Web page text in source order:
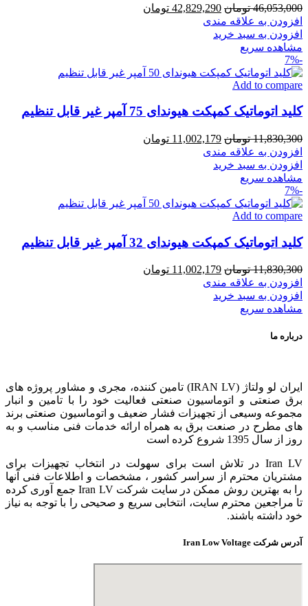
46,053,000 تومان قیمت
اصلی
42,829,290 تومان
افزودن به علاقه مندی
افزودن به سبد خرید
مشاهده سریع
-7%
Add to compare
کلید اتوماتیک کمپکت هیوندای 75 آمپر غیر قابل تنظیم
11,830,300 تومان قیمت
اصلی
11,002,179 تومان
افزودن به علاقه مندی
افزودن به سبد خرید
مشاهده سریع
-7%
Add to compare
کلید اتوماتیک کمپکت هیوندای 32 آمپر غیر قابل تنظیم
11,830,300 تومان قیمت
اصلی
11,002,179 تومان
افزودن به علاقه مندی
افزودن به سبد خرید
مشاهده سریع
درباره ما
ایران لو ولتاژ (IRAN LV) تامین کننده، مجری و مشاور پروژه های
برق صنعتی و اتوماسیون صنعتی فعالیت خود را با تامین و انبار
مجموعه وسیعی از تجهیزات فشار ضعیف و اتوماسیون صنعتی برند
های مطرح در صنعت برق به همراه ارائه خدمات فنی مناسب و به
روز از سال 1395 شروع کرده است
Iran LV در تلاش است برای سهولت در انتخاب تجهیزات برای
مشتریان محترم از سراسر کشور ، مشخصات و اطلاعات فنی آنها
را به بهترین روش ممکن در سایت شرکت Iran LV جمع آوری کرده
تا مراجعین محترم سایت، انتخابی سریع و صحیحی را با توجه به نیاز
خود داشته باشند.
آدرس شرکت Iran Low Voltage